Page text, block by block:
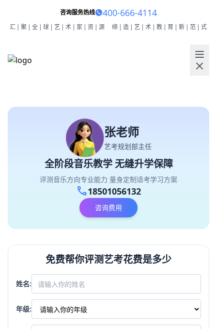
咨询服务热线 400-666-4114
汇|聚|全|球|艺|术|家|资|源 缔|造|艺|术|教|育|新|范|式
张老师
艺考规划部主任
全阶段音乐教学 无缝升学保障
评测音乐方向专业能力 量身定制适考学习方案
call18501056132
咨询费用
免费帮你评测艺考花费是多少
姓名:
年级: